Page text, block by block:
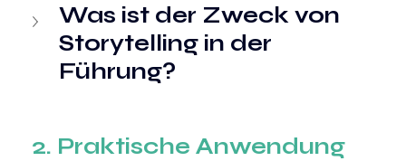
Was ist der Zweck von
Storytelling in der
Führung?
2. Praktische Anwendung